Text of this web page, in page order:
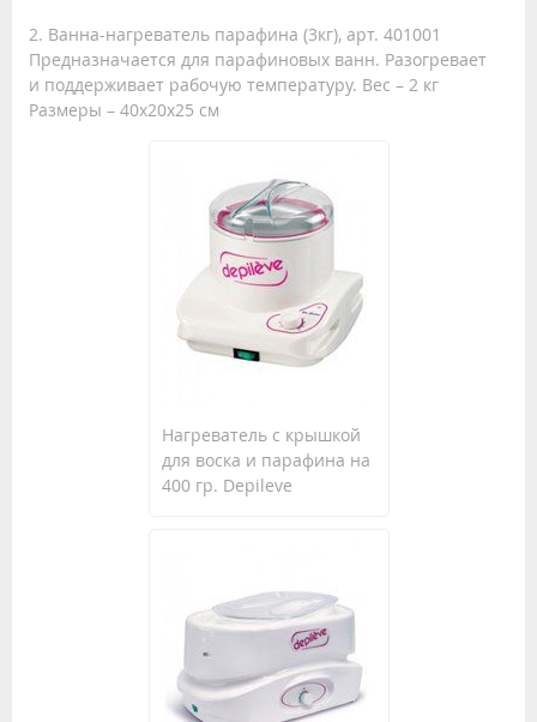
2. Ванна-нагреватель парафина (3кг), арт. 401001
Предназначается для парафиновых ванн. Разогревает
и поддерживает рабочую температуру. Вес – 2 кг
Размеры – 40х20х25 см
Нагреватель с крышкой
для воска и парафина на
400 гр. Depileve